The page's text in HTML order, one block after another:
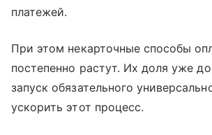
платежей.
При этом некарточные способы
постепенно растут. Их доля уже
запуск обязательного
ускорить этот процесс.